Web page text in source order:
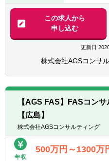
■PPAの知識
■不正調査経
【具体的に
■DD業務（
DD/ビジネ
■バリュエ
比率算定/
■FA業務（
ング業務は
転などの案
■M&Aにか
■カーブア
析、プロフ
どの支援業務
■PMI業務（
ス/経営管理
この求人から
申し込む
更新日
株式会社AGSコンサ
【AGS FAS】FASコン
【広島】
株式会社AGSコンサルティング
年収
500万円～1300万